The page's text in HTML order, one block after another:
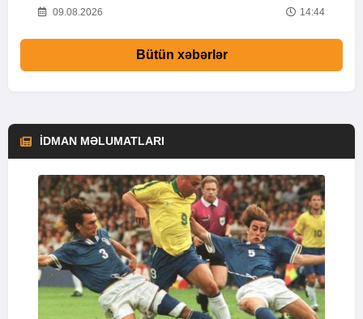
09.08.2026 14:44
Bütün xəbərlər
İDMAN MƏLUMATLARI